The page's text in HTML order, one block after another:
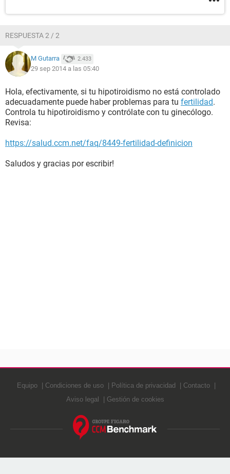
RESPUESTA 2 / 2
M Gutarra 2.433
29 sep 2014 a las 05:40
Hola, efectivamente, si tu hipotiroidismo no está controlado
adecuadamente puede haber problemas para tu fertilidad.
Controla tu hipotiroidismo y contrólate con tu ginecólogo.
Revisa:
https://salud.ccm.net/faq/8449-fertilidad-definicion
Saludos y gracias por escribir!
Equipo Condiciones de uso Política de privacidad
Contacto
Aviso legal
Gestión de cookies